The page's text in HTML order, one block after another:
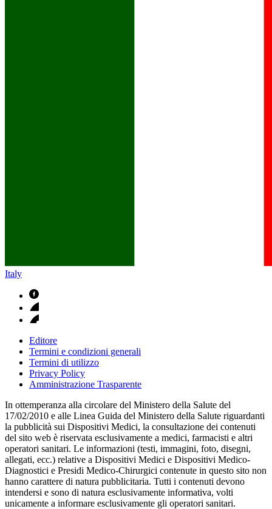
Italy
Editore
Termini e condizioni generali
Termini di utilizzo
Privacy Policy
Amministrazione Trasparente
In ottemperanza alla circolare del Ministero della Salute del
17/02/2010 e alle Linea Guida del Ministero della Salute riguardanti
la pubblicità sui Dispositivi Medici, la consultazione dei contenuti
del sito web è riservata esclusivamente a medici, farmacisti e altri
operatori sanitari. Le informazioni (testi, immagini, foto, disegni,
allegati, ecc.) relative a Dispositivi Medici e Dispositivi Medico-
Diagnostici e Presidi Medico-Chirurgici contenute in questo sito non
hanno carattere di natura pubblicitaria. Tutti i contenuti devono
intendersi e sono di natura esclusivamente informativa, volti
unicamente a informare esclusivamente gli operatori sanitari.